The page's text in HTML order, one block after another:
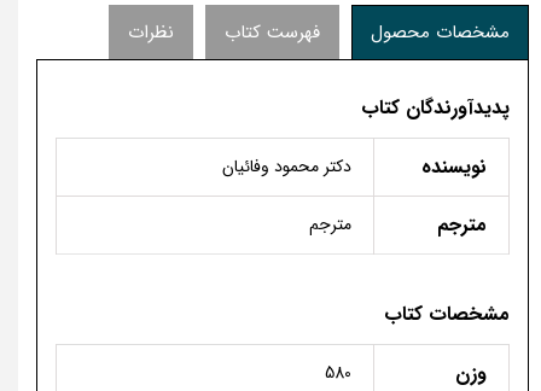
مشخصات محصول فهرست کتاب نظرات
پدیدآورندگان کتاب
نویسنده
دكتر محمود وفائيان
مترجم مترجم
مشخصات کتاب
وزن
580